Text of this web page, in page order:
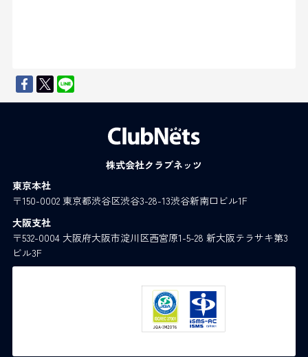
株式会社クラブネッツ
東京本社
〒150-0002 東京都渋谷区渋谷3-28-13渋谷新南口ビル1F
大阪支社
〒532-0004 大阪府大阪市淀川区西宮原1-5-28 新大阪テラサキ第3
ビル3F